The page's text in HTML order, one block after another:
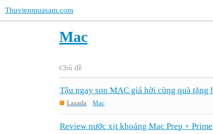
Thuvienmuasam.com
Mac
Chủ đề
Tậu ngay son MAC giá hời cùng quà tặng
Lazada Mac
Review nước xịt khoáng Mac Prep +